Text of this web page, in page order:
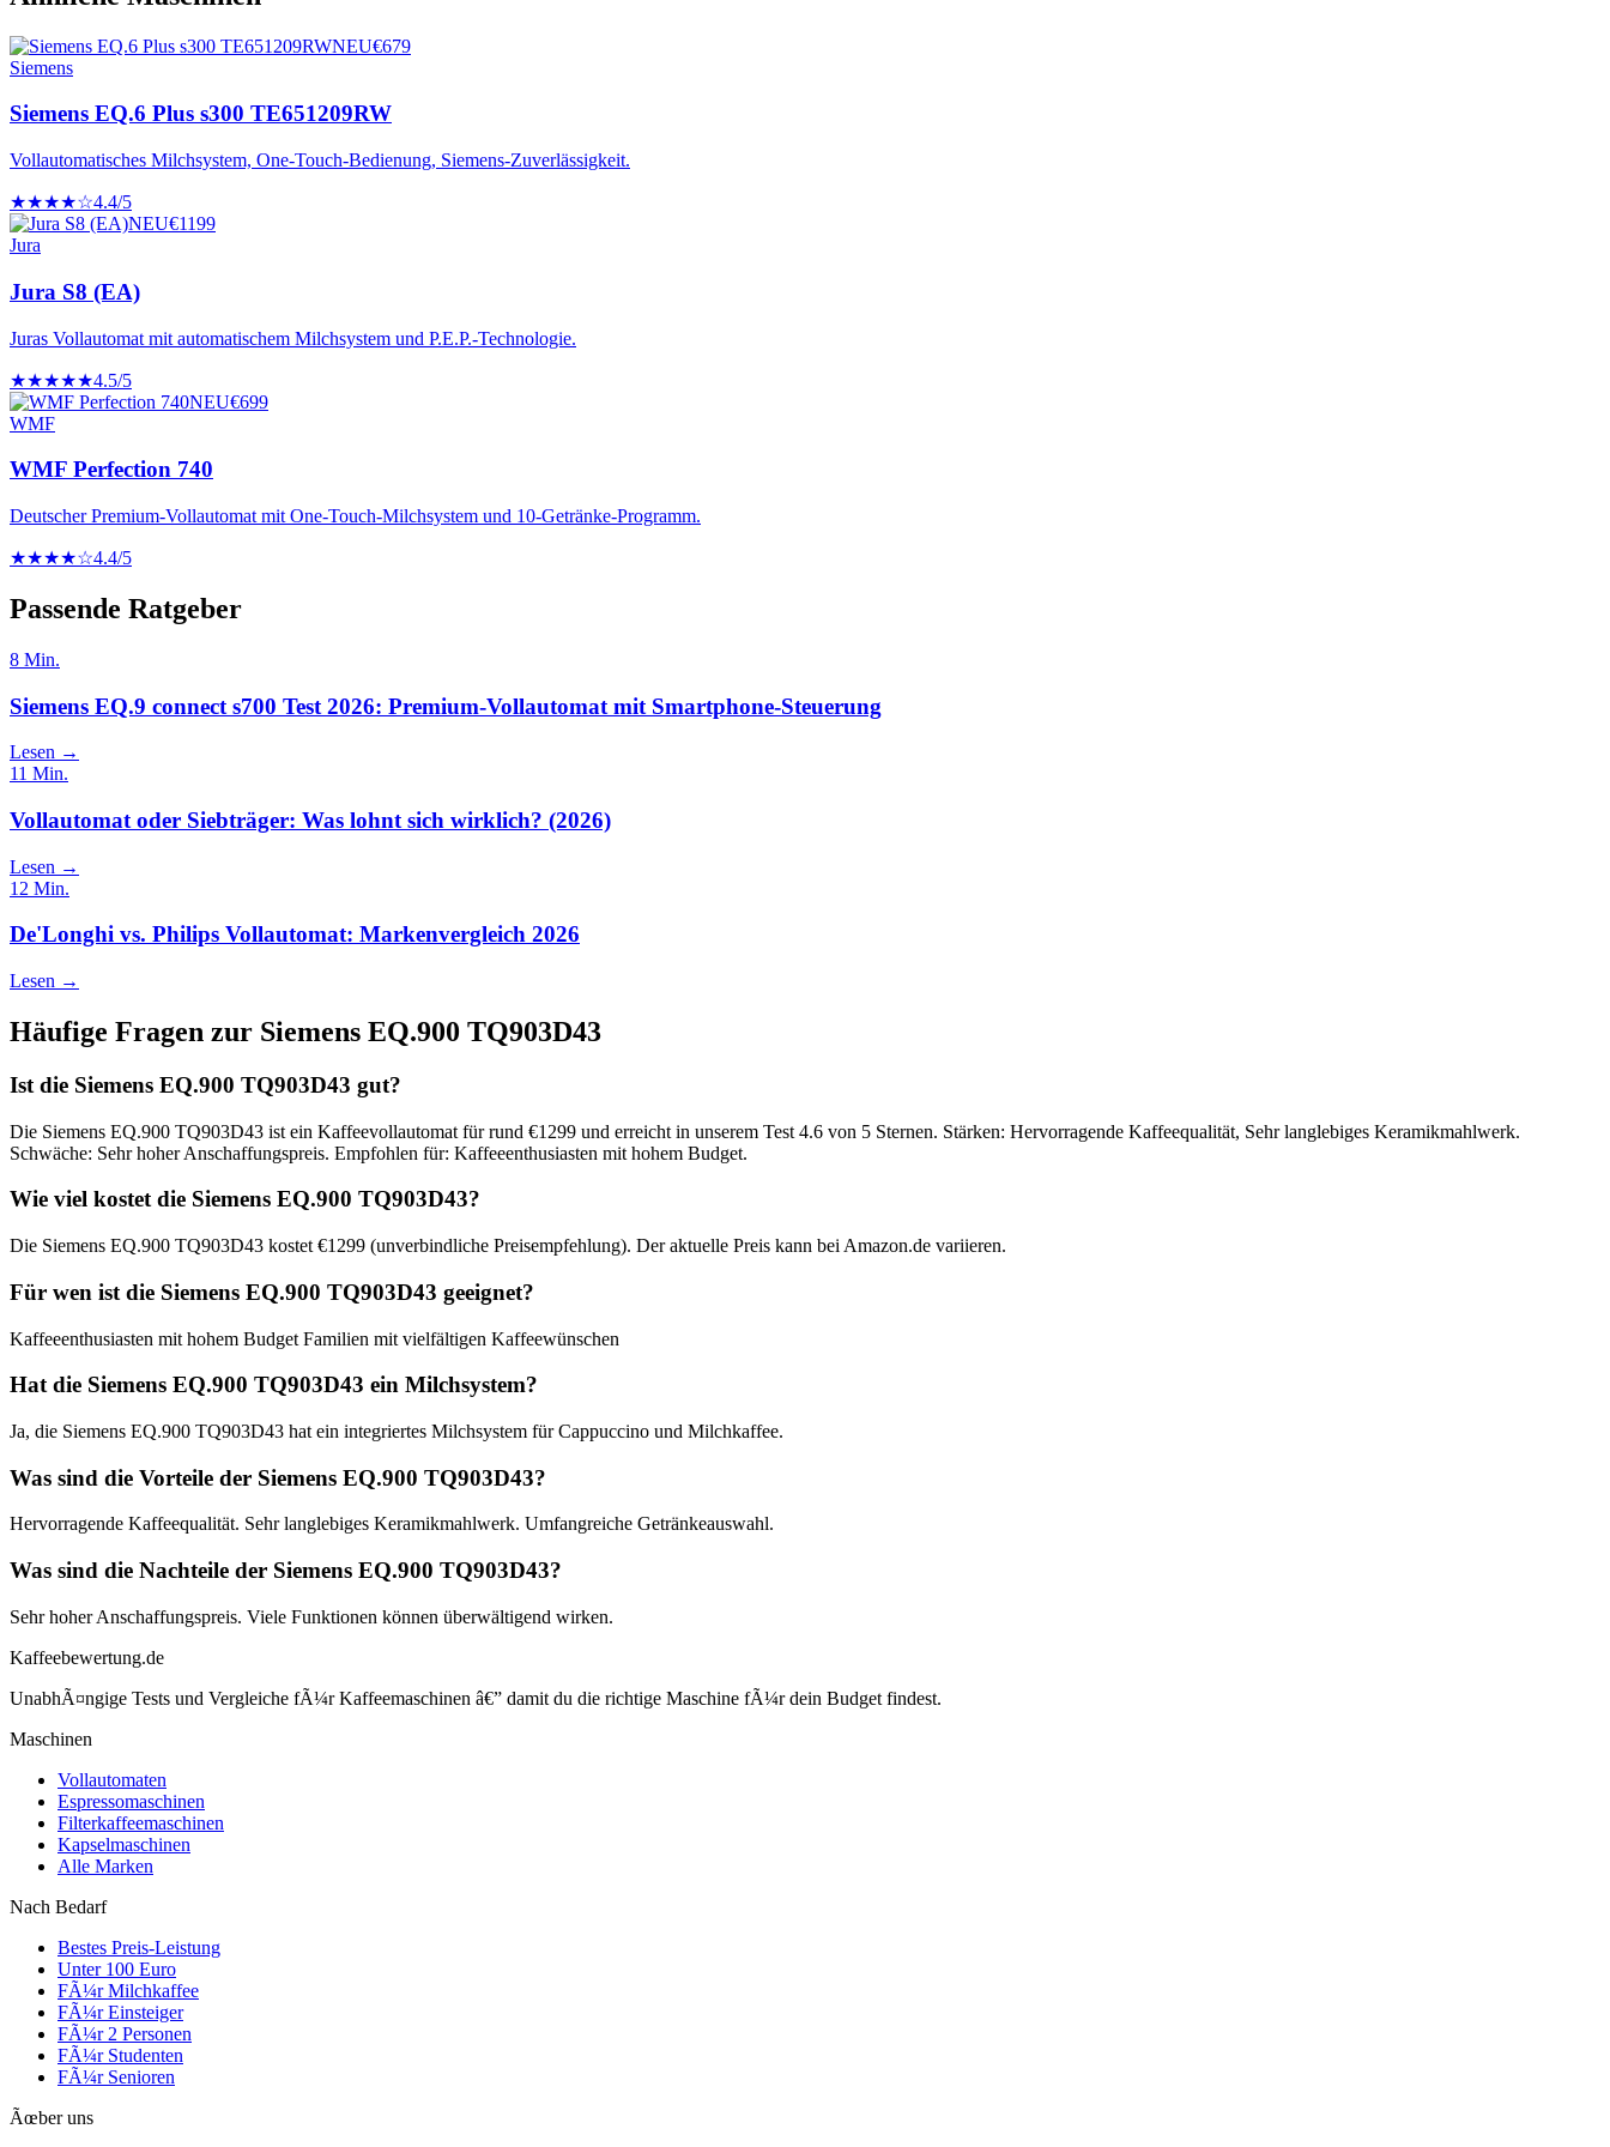
NEU€679
Siemens
Siemens EQ.6 Plus s300 TE651209RW
Vollautomatisches Milchsystem, One-Touch-Bedienung, Siemens-Zuverlässigkeit.
★★★★☆4.4/5
NEU€1199
Jura
Jura S8 (EA)
Juras Vollautomat mit automatischem Milchsystem und P.E.P.-Technologie.
★★★★★4.5/5
NEU€699
WMF
WMF Perfection 740
Deutscher Premium-Vollautomat mit One-Touch-Milchsystem und 10-Getränke-Programm.
★★★★☆4.4/5
Passende Ratgeber
8 Min.
Siemens EQ.9 connect s700 Test 2026: Premium-Vollautomat mit Smartphone-Steuerung
Lesen →
11 Min.
Vollautomat oder Siebträger: Was lohnt sich wirklich? (2026)
Lesen →
12 Min.
De'Longhi vs. Philips Vollautomat: Markenvergleich 2026
Lesen →
Häufige Fragen zur Siemens EQ.900 TQ903D43
Ist die Siemens EQ.900 TQ903D43 gut?
Die Siemens EQ.900 TQ903D43 ist ein Kaffeevollautomat für rund €1299 und erreicht in unserem Test 4.6 von 5 Sternen. Stärken: Hervorragende Kaffeequalität, Sehr langlebiges Keramikmahlwerk.
Schwäche: Sehr hoher Anschaffungspreis. Empfohlen für: Kaffeeenthusiasten mit hohem Budget.
Wie viel kostet die Siemens EQ.900 TQ903D43?
Die Siemens EQ.900 TQ903D43 kostet €1299 (unverbindliche Preisempfehlung). Der aktuelle Preis kann bei Amazon.de variieren.
Für wen ist die Siemens EQ.900 TQ903D43 geeignet?
Kaffeeenthusiasten mit hohem Budget Familien mit vielfältigen Kaffeewünschen
Hat die Siemens EQ.900 TQ903D43 ein Milchsystem?
Ja, die Siemens EQ.900 TQ903D43 hat ein integriertes Milchsystem für Cappuccino und Milchkaffee.
Was sind die Vorteile der Siemens EQ.900 TQ903D43?
Hervorragende Kaffeequalität. Sehr langlebiges Keramikmahlwerk. Umfangreiche Getränkeauswahl.
Was sind die Nachteile der Siemens EQ.900 TQ903D43?
Sehr hoher Anschaffungspreis. Viele Funktionen können überwältigend wirken.
Kaffeebewertung.de
UnabhÃ¤ngige Tests und Vergleiche fÃ¼r Kaffeemaschinen â€” damit du die richtige Maschine fÃ¼r dein Budget findest.
Maschinen
Vollautomaten
Espressomaschinen
Filterkaffeemaschinen
Kapselmaschinen
Alle Marken
Nach Bedarf
Bestes Preis-Leistung
Unter 100 Euro
FÃ¼r Milchkaffee
FÃ¼r Einsteiger
FÃ¼r 2 Personen
FÃ¼r Studenten
FÃ¼r Senioren
Ãœber uns